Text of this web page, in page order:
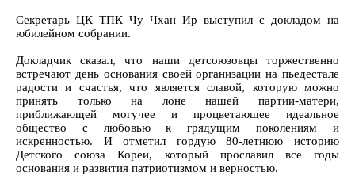
Секретарь ЦК ТПК Чу Чхан Ир выступил с докладом на
юбилейном собрании.
Докладчик сказал, что наши детсоюзовцы торжественно
встречают день основания своей организации на пьедестале
радости и счастья, что является славой, которую можно
принять только на лоне нашей партии-матери,
приближающей могучее и процветающее идеальное
общество с любовью к грядущим поколениям и
искренностью. И отметил гордую 80-летнюю историю
Детского союза Кореи, который прославил все годы
основания и развития патриотизмом и верностью.